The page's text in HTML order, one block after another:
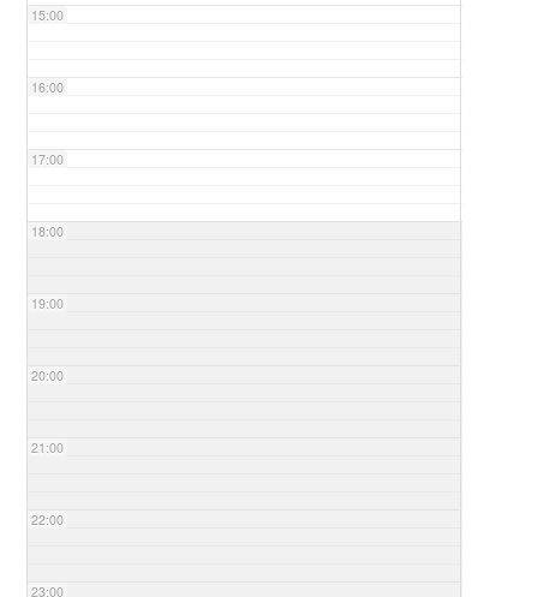
15:00
16:00
17:00
18:00
19:00
20:00
21:00
22:00
23:00